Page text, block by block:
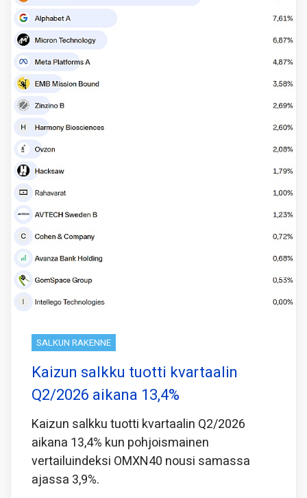
SALKUN RAKENNE
Kaizun salkku tuotti kvartaalin
Q2/2026 aikana 13,4%
Kaizun salkku tuotti kvartaalin Q2/2026
aikana 13,4% kun pohjoismainen
vertailuindeksi OMXN40 nousi samassa
ajassa 3,9%.